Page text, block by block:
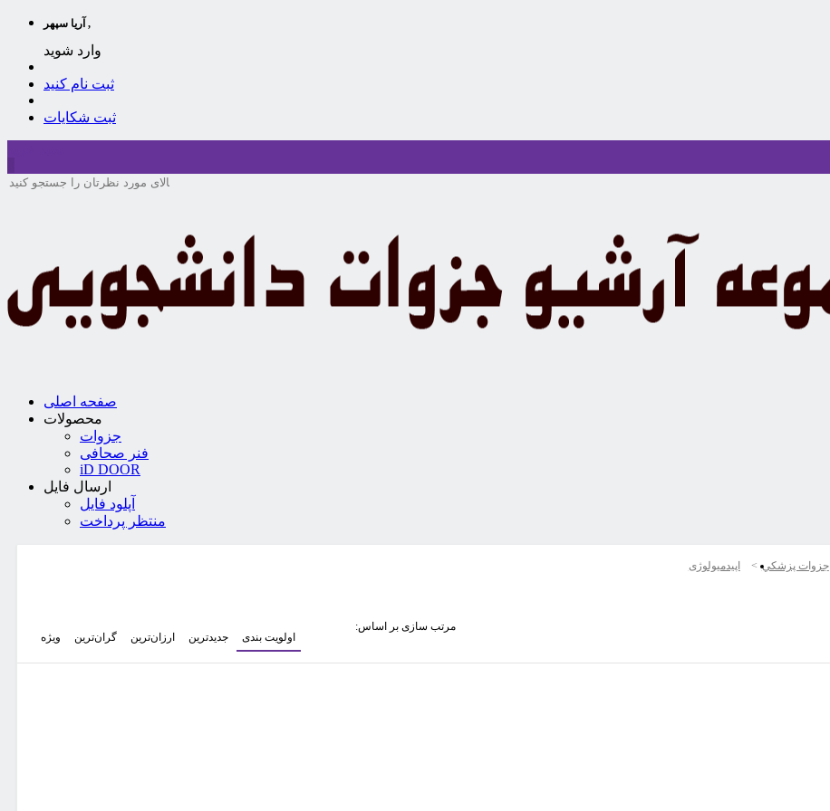
آریا سپهر ,
وارد شوید
ثبت نام کنید
ثبت شکایات
صفحه اصلی
محصولات
جزوات
فنر صحافی
iD DOOR
ارسال فایل
آپلود فایل
منتظر پرداخت
جزوات پزشكي اپیدمیولوژی
مرتب سازی بر اساس:
اولویت بندی
جدیدترین ارزان‌ترین گران‌ترین ویژه